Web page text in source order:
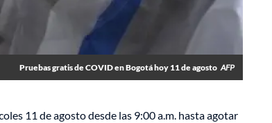
Pruebas gratis de COVID en Bogotá hoy 11 de agosto AFP
11 de agosto desde las 9:00 a.m. hasta agotar